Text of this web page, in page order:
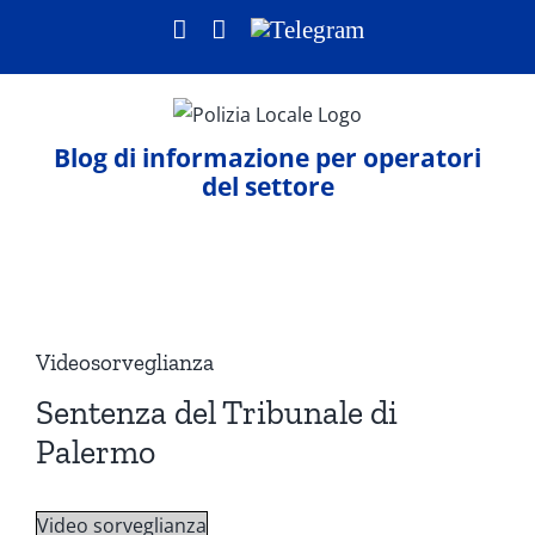
contenuto
Facebook
LinkedIn
Telegram
Blog di informazione per operatori
del settore
immagine
Videosorveglianza
Sentenza del Tribunale di
Palermo
Video sorveglianza